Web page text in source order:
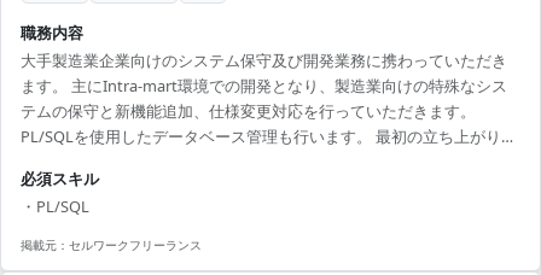
職務内容
大手製造業企業向けのシステム保守及び開発業務に携わっていただき
ます。 主にIntra-mart環境での開発となり、製造業向けの特殊なシス
テムの保守と新機能追加、仕様変更対応を行っていただきます。
PL/SQLを使用したデータベース管理も行います。 最初の立ち上がり期
トワーク主体での業務対応となります。 大手企業のシステム業務を通
じて、安定したプロジェクト環境の中でスキルを磨くことができま
す。 コミュニケーションスキルも重視され、お客様との直接的なやり
必須スキル
・PL/SQL
掲載元： セルワークフリーランス